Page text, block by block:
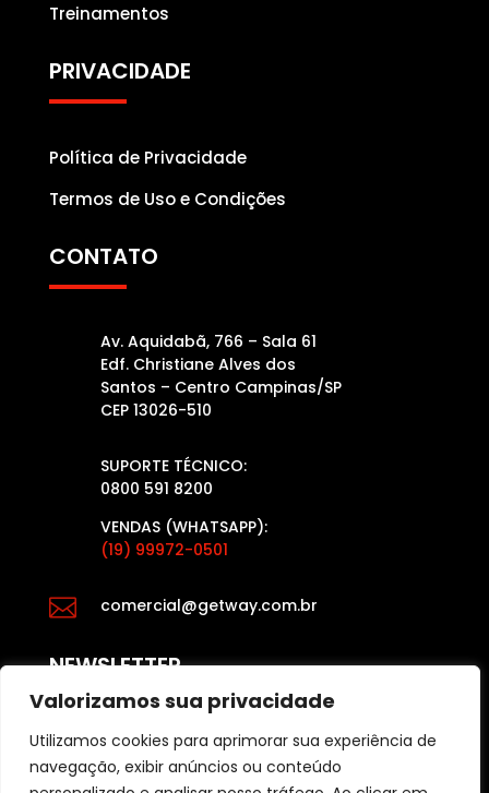
Valorizamos sua privacidade
Utilizamos cookies para aprimorar sua experiência de
navegação, exibir anúncios ou conteúdo
Treinamentos
PRIVACIDADE
Política de Privacidade
Termos de Uso e Condições
CONTATO
Av. Aquidabã, 766 – Sala 61
Edf. Christiane Alves dos
Santos – Centro Campinas/SP
CEP 13026-510
SUPORTE TÉCNICO:
0800 591 8200
VENDAS (WHATSAPP):
(19) 99972-0501
 comercial@getway.com.br
NEWSLETTER
Fique por dentro das últimas atualizações das
últimas notícias e dicas para o varejo, acesse: